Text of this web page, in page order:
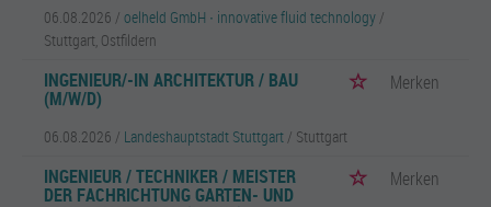
06.08.2026 / oelheld GmbH ∙ innovative fluid technology /
Stuttgart, Ostfildern
INGENIEUR/-IN ARCHITEKTUR / BAU
(M/W/D)
Merken
06.08.2026 / Landeshauptstadt Stuttgart / Stuttgart
INGENIEUR / TECHNIKER / MEISTER
DER FACHRICHTUNG GARTEN- UND
Merken